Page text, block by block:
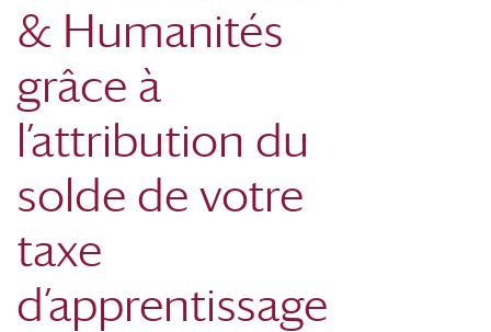
& Humanités
grâce à
l’attribution du
solde de votre
taxe
d’apprentissage